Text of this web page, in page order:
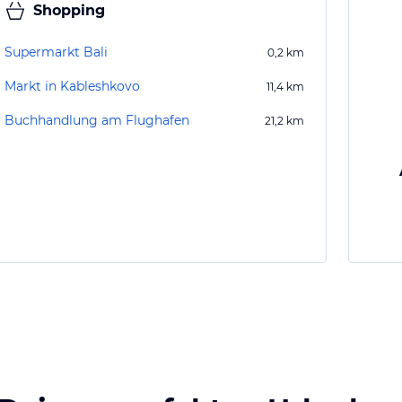
Shopping
Supermarkt Bali 0,2 km
Markt in Kableshkovo 11,4 km
Buchhandlung am Flughafen 21,2 km